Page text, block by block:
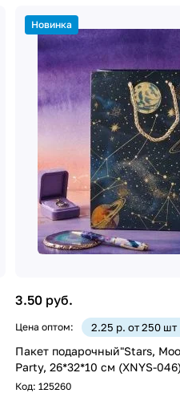
Новинка
3.50 руб.
Цена оптом: 2.25 р. от 250 шт
Пакет подарочный"Stars,
Party, 26*32*10 см (XNYS-046)
Код: 125260